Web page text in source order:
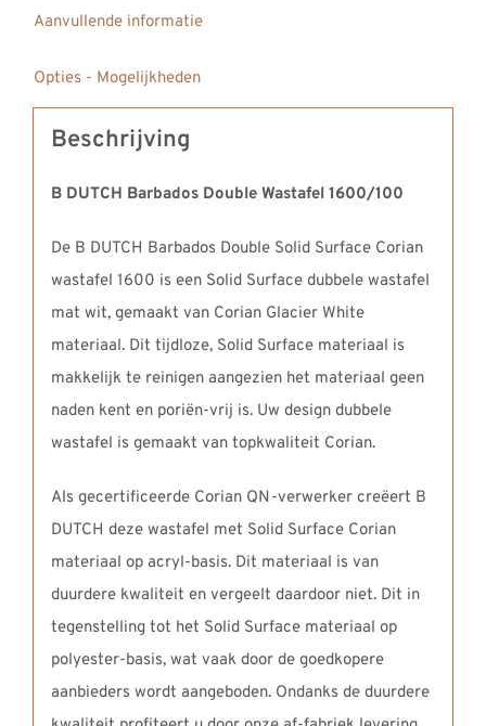
Aanvullende informatie
Opties - Mogelijkheden
Beschrijving
B DUTCH Barbados Double Wastafel 1600/100
De B DUTCH Barbados Double Solid Surface Corian
wastafel 1600 is een Solid Surface dubbele wastafel
mat wit, gemaakt van Corian Glacier White
materiaal. Dit tijdloze, Solid Surface materiaal is
makkelijk te reinigen aangezien het materiaal geen
naden kent en poriën-vrij is. Uw design dubbele
wastafel is gemaakt van topkwaliteit Corian.
Als gecertificeerde Corian QN-verwerker creëert B
DUTCH deze wastafel met Solid Surface Corian
materiaal op acryl-basis. Dit materiaal is van
duurdere kwaliteit en vergeelt daardoor niet. Dit in
tegenstelling tot het Solid Surface materiaal op
polyester-basis, wat vaak door de goedkopere
aanbieders wordt aangeboden. Ondanks de duurdere